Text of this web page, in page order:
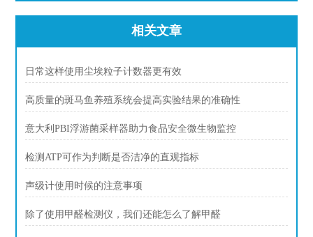
相关文章
日常这样使用尘埃粒子计数器更有效
高质量的斑马鱼养殖系统会提高实验结果的准确性
意大利PBI浮游菌采样器助力食品安全微生物监控
检测ATP可作为判断是否洁净的直观指标
声级计使用时候的注意事项
除了使用甲醛检测仪，我们还能怎么了解甲醛